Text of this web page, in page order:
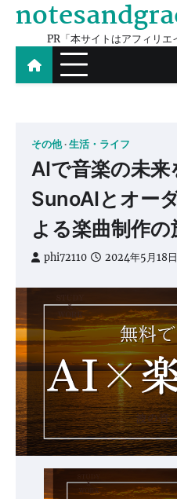
Skip
contentPR「本サイトはアフィリエ
その他 生活・ライフ
AIで音楽の未来
SunoAIとオー
よる楽曲制作の
phi72110 2024年5月18日